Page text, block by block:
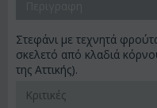
Στεφάνι με τεχνητά
σκελετό από κλαδιά
της Αττικής).
Κριτικές